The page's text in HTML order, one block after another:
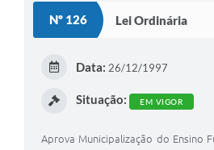
Nº 126 Lei Ordinária
Data: 26/12/1997
Situação: EM VIGOR
Aprova Municipalização do Ensino